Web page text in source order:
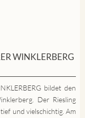
WINKLERBERG
bildet den
Der Riesling
und vielschichtig. Am